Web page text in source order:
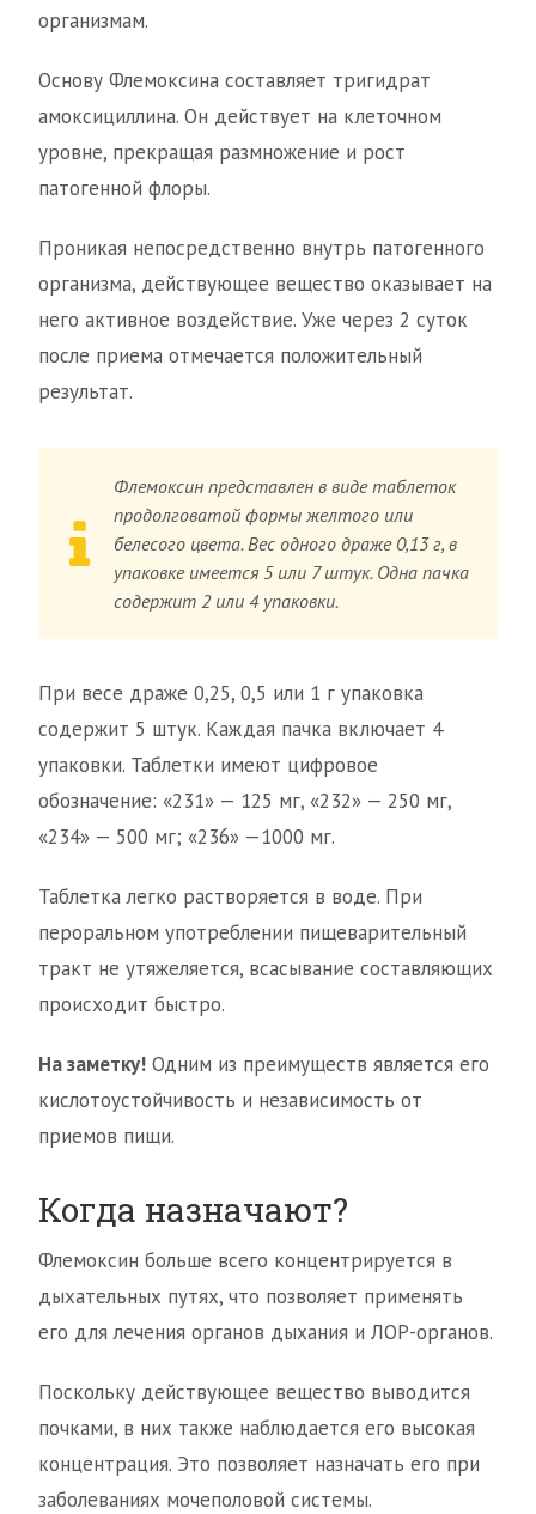
организмам.
Основу Флемоксина составляет тригидрат
амоксициллина. Он действует на клеточном
уровне, прекращая размножение и рост
патогенной флоры.
Проникая непосредственно внутрь патогенного
организма, действующее вещество оказывает на
него активное воздействие. Уже через 2 суток
после приема отмечается положительный
результат.
Флемоксин представлен в виде таблеток
продолговатой формы желтого или
белесого цвета. Вес одного драже 0,13 г, в
упаковке имеется 5 или 7 штук. Одна пачка
содержит 2 или 4 упаковки.
При весе драже 0,25, 0,5 или 1 г упаковка
содержит 5 штук. Каждая пачка включает 4
упаковки. Таблетки имеют цифровое
обозначение: «231» — 125 мг, «232» — 250 мг,
«234» — 500 мг; «236» —1000 мг.
Таблетка легко растворяется в воде. При
пероральном употреблении пищеварительный
тракт не утяжеляется, всасывание составляющих
происходит быстро.
На заметку! Одним из преимуществ является его
кислотоустойчивость и независимость от
приемов пищи.
Когда назначают?
Флемоксин больше всего концентрируется в
дыхательных путях, что позволяет применять
его для лечения органов дыхания и ЛОР-органов.
Поскольку действующее вещество выводится
почками, в них также наблюдается его высокая
концентрация. Это позволяет назначать его при
заболеваниях мочеполовой системы.